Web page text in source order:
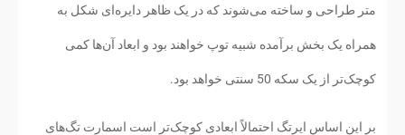
متر طراحی و ساخته می‌شوند که در یک ظاهر دایره‌ای شکل به
همراه یک بخش برآمده شبیه توپ خواهند بود و ابعاد آن‌ها کمی
کوچک‌تر از یک سکه 50 سنتی خواهد بود.
بر این اساس ایرتگ احتمالاً ابعادی کوچک‌تر است اسمارت تگ‌های